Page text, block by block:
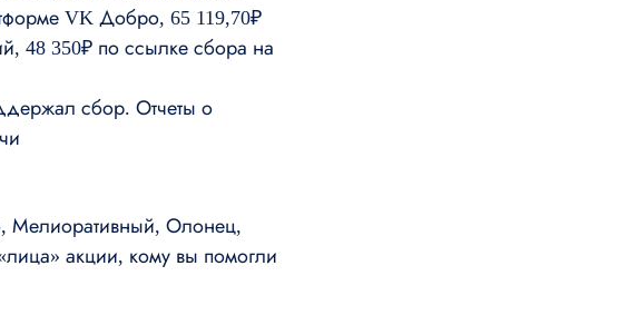
VK Добро, 65 119,70₽
48 350₽ по ссылке сбора на
сбор. Отчеты о
Мелиоративный, Олонец,
акции, кому вы помогли